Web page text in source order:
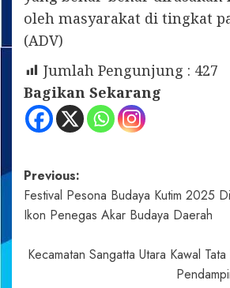
oleh masyarakat di tingkat
(ADV)
Jumlah Pengunjung : 427
Bagikan Sekarang
Post
navigation
Previous:
Festival Pesona Budaya Kutim 2025
Ikon Penegas Akar Budaya Daerah
Kecamatan Sangatta Utara Kawal